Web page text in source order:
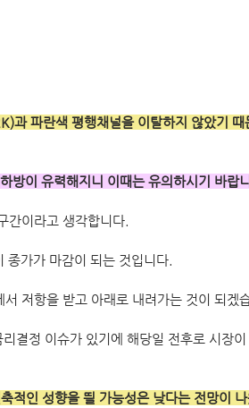
과 파란색 평행채널을 이탈하지 않았기 때
방이 유력해지니 이때는 유의하시기 바랍
간이라고 생각합니다.
가가 마감이 되는 것입니다.
저항을 받고 아래로 내려가는 것이 되겠
결정 이슈가 있기에 해당일 전후로 시장이
적인 성향을 띌 가능성은 낮다는 전망이 나